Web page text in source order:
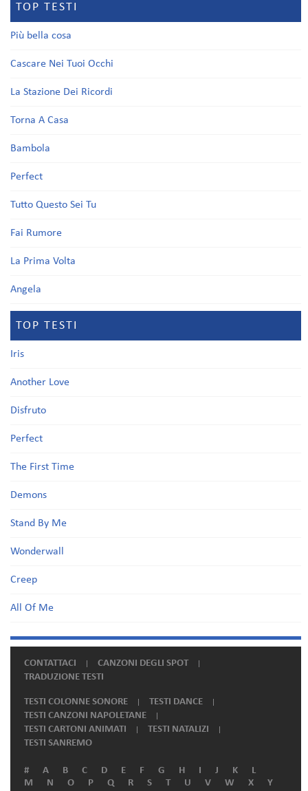
TOP TESTI
Più bella cosa
Cascare Nei Tuoi Occhi
La Stazione Dei Ricordi
Torna A Casa
Bambola
Perfect
Tutto Questo Sei Tu
Fai Rumore
La Prima Volta
Angela
TOP TESTI
Iris
Another Love
Disfruto
Perfect
The First Time
Demons
Stand By Me
Wonderwall
Creep
All Of Me
CONTATTACI
CANZONI DEGLI SPOT
TRADUZIONE TESTI
TESTI COLONNE SONORE
TESTI DANCE
TESTI CANZONI NAPOLETANE
TESTI CARTONI ANIMATI
TESTI NATALIZI
TESTI SANREMO
# A B C D E F G H I J K
L
M
N O P Q R S T U V W X
Y